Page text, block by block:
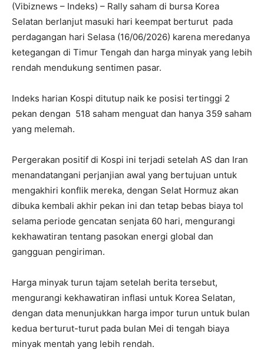
(Vibiznews – Indeks) – Rally saham di bursa Korea
Selatan berlanjut masuki hari keempat berturut pada
perdagangan hari Selasa (16/06/2026) karena meredanya
ketegangan di Timur Tengah dan harga minyak yang lebih
rendah mendukung sentimen pasar.
Indeks harian Kospi ditutup naik ke posisi tertinggi 2
pekan dengan 518 saham menguat dan hanya 359 saham
yang melemah.
Pergerakan positif di Kospi ini terjadi setelah AS dan Iran
menandatangani perjanjian awal yang bertujuan untuk
mengakhiri konflik mereka, dengan Selat Hormuz akan
dibuka kembali akhir pekan ini dan tetap bebas biaya tol
selama periode gencatan senjata 60 hari, mengurangi
kekhawatiran tentang pasokan energi global dan
gangguan pengiriman.
Harga minyak turun tajam setelah berita tersebut,
mengurangi kekhawatiran inflasi untuk Korea Selatan,
dengan data menunjukkan harga impor turun untuk bulan
kedua berturut-turut pada bulan Mei di tengah biaya
minyak mentah yang lebih rendah.